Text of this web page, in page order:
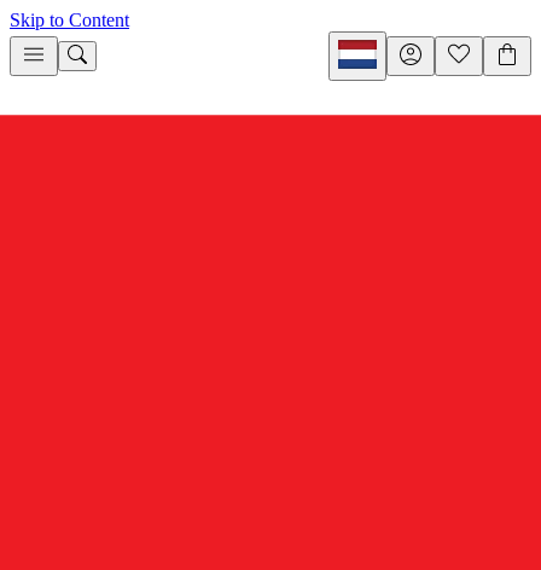
Skip to Content